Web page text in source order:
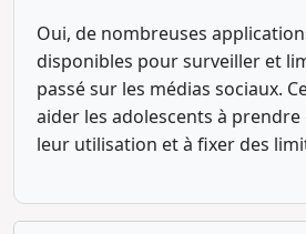
Oui, de nombreuses
disponibles pour surveiller et
passé sur les médias sociaux.
aider les adolescents à prendre
leur utilisation et à fixer des